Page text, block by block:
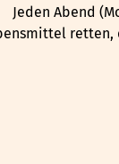
Jeden Abend
retten,